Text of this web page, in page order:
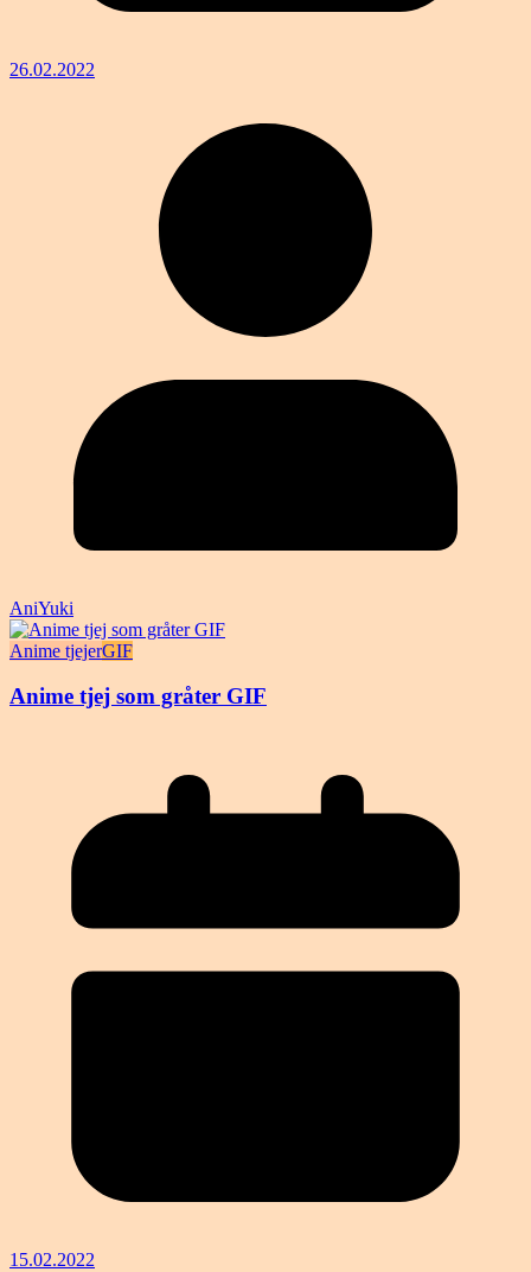
26.02.2022
AniYuki
Anime tjejerGIF
Anime tjej som gråter GIF
15.02.2022